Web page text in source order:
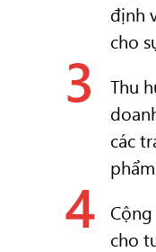
định
cho
3
Thu
các
4
cho